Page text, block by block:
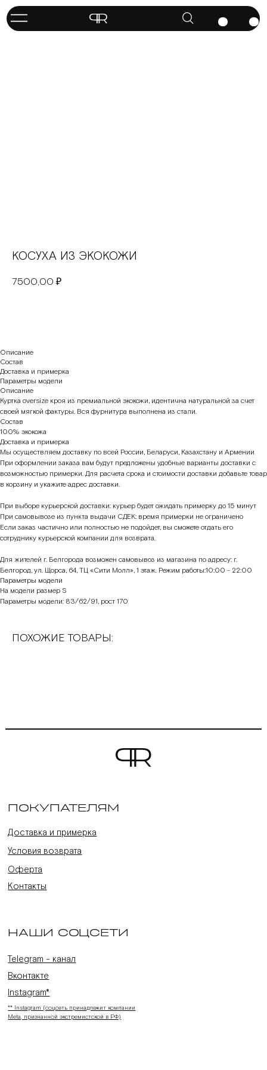
КОСУХА ИЗ ЭКОКОЖИ
7500,00 ₽
Описание
Состав
Доставка и примерка
Параметры модели
Описание
Куртка oversize кроя из премиальной экокожи, идентична натуральной за счет
своей мягкой фактуры. Вся фурнитура выполнена из стали.
Состав
100% экокожа
Доставка и примерка
Мы осуществляем доставку по всей России, Беларуси, Казахстану и Армении
При оформлении заказа вам будут предложены удобные варианты доставки с
возможностью примерки. Для расчета срока и стоимости доставки добавьте товар
в корзину и укажите адрес доставки.
При выборе курьерской доставки: курьер будет ожидать примерку до 15 минут
При самовывозе из пункта выдачи СДЕК: время примерки не ограничено
Если заказ частично или полностью не подойдет, вы сможете отдать его
сотруднику курьерской компании для возврата.
Для жителей г. Белгорода возможен самовывоз из магазина по адресу: г.
Белгород, ул. Щорса, 64, ТЦ «Сити Молл», 1 этаж. Режим работы:10:00 - 22:00
Параметры модели
На модели размер S
Параметры модели: 83/62/91, рост 170
ПОХОЖИЕ ТОВАРЫ:
ПОКУПАТЕЛЯМ
НАШИ СОЦСЕТИ
Telegram - канал
Вконтакте
Instagram*
** Instagram (соцсеть принадлежит компании
Meta, признанной экстремистской в РФ)
Доставка и примерка
Условия возврата
Оферта
Контакты